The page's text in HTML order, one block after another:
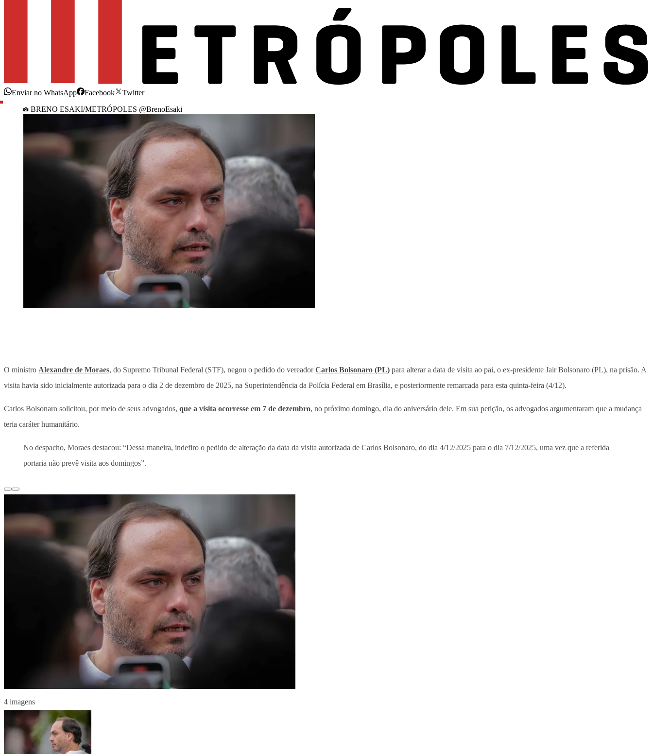
Enviar no WhatsApp Facebook
Twitter
BRENO ESAKI/METRÓPOLES @BrenoEsaki
O ministro Alexandre de Moraes, do Supremo Tribunal Federal (STF), negou o pedido do vereadorCarlos Bolsonaro (PL) para alterar a data de visita ao pai, o ex-presidente Jair Bolsonaro (PL), na prisão. A
visita havia sido inicialmente autorizada para o dia 2 de dezembro de 2025, na Superintendência da Polícia Federal em Brasília, e posteriormente remarcada para esta quinta-feira (4/12).
Carlos Bolsonaro solicitou, por meio de seus advogados, que a visita ocorresse em 7 de dezembro, no próximo domingo, dia do aniversário dele. Em sua petição, os advogados argumentaram que a mudança
teria caráter humanitário.
No despacho, Moraes destacou: “Dessa maneira, indefiro o pedido de alteração da data da visita autorizada de Carlos Bolsonaro, do dia 4/12/2025 para o dia 7/12/2025, uma vez que a referida
portaria não prevê visita aos domingos”.
4 imagens